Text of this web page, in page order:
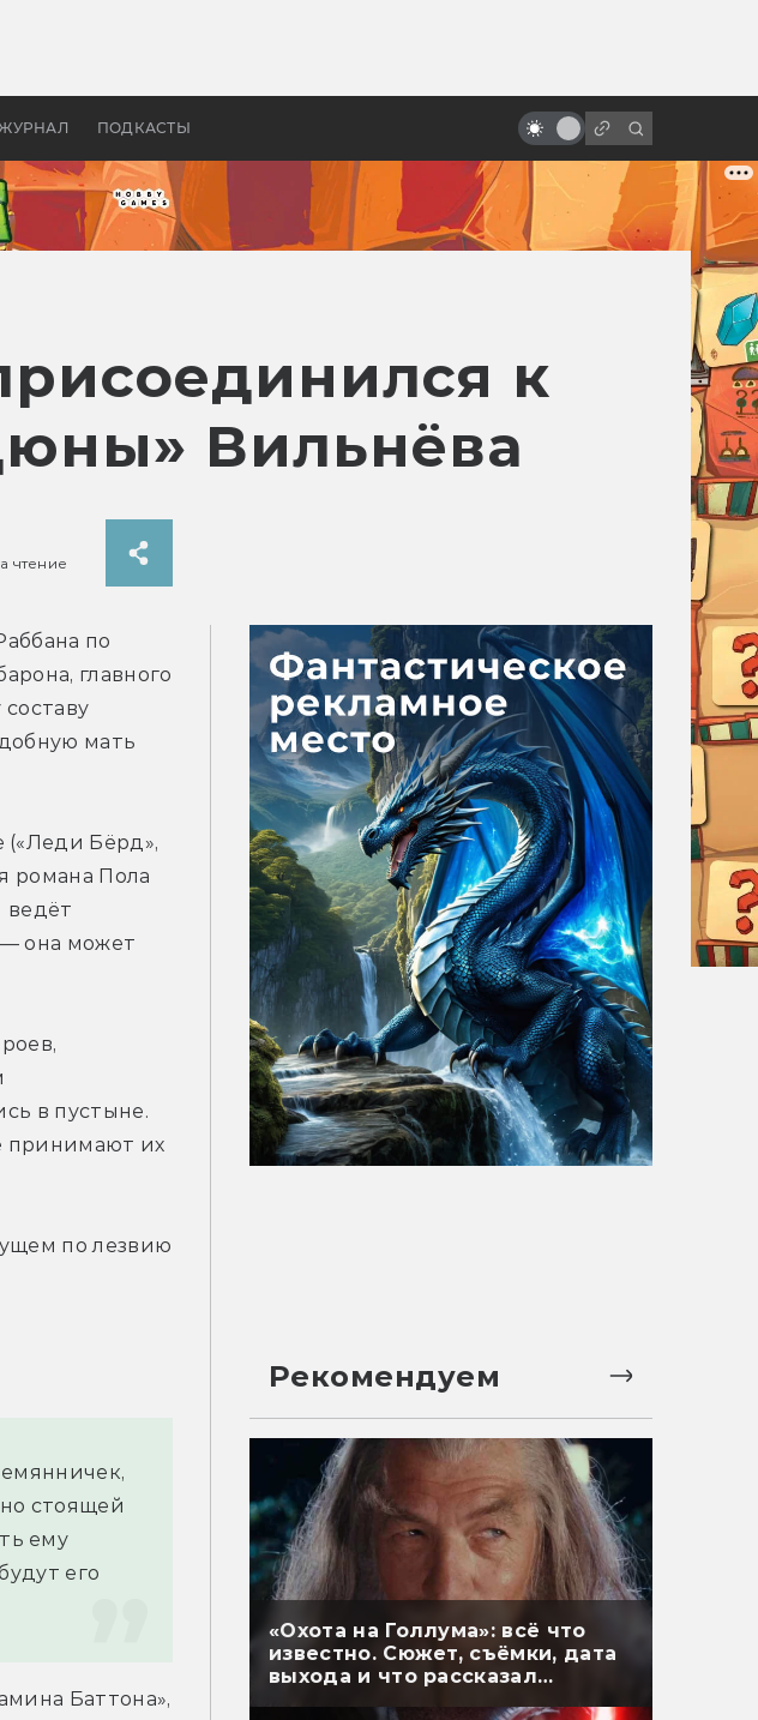
ПОДКАСТЫ
Грецией
настоящему
к
Вильнёва
чтение
по
главного
мать
Бёрд»,
романа Пола
ведёт
она может
в пустыне.
принимают их
по лезвию
стоящей
ему
его
Баттона»,
Рекомендуем
«Охота на Голлума»: всё что
известно. Сюжет, съёмки, дата
выхода и что рассказал